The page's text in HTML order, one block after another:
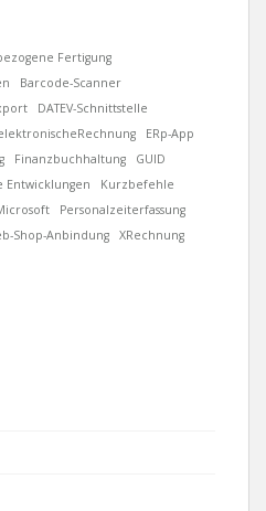
Fertigung
Barcode-Scanner
DATEV-Schnittstelle
ERp-App
Finanzbuchhaltung
GUID
Entwicklungen
Kurzbefehle
Personalzeiterfassung
Shop-Anbindung
XRechnung